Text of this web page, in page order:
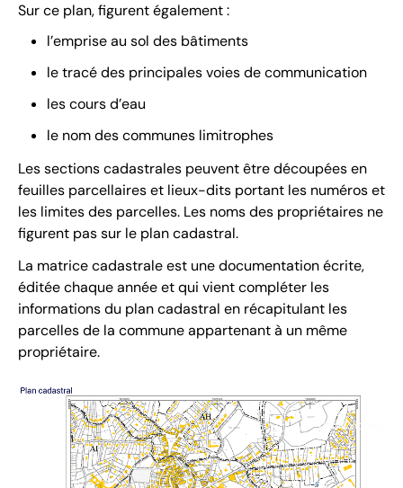
Sur ce plan, figurent également :
l’emprise au sol des bâtiments
le tracé des principales voies de communication
les cours d’eau
le nom des communes limitrophes
Les sections cadastrales peuvent être découpées en
feuilles parcellaires et lieux-dits portant les numéros et
les limites des parcelles. Les noms des propriétaires ne
figurent pas sur le plan cadastral.
La matrice cadastrale est une documentation écrite,
éditée chaque année et qui vient compléter les
informations du plan cadastral en récapitulant les
parcelles de la commune appartenant à un même
propriétaire.